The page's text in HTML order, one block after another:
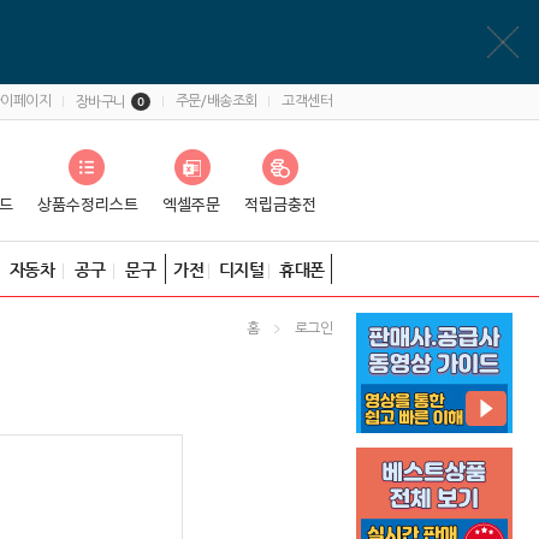
페이지 장바구니 0 주문/배송조회 고객센터
자동차 공구 문구 가전 디지털 휴대폰
홈 로그인